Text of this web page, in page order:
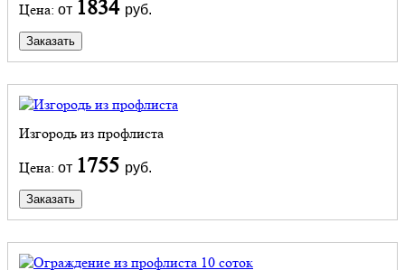
Цена: от 1834 руб.
Заказать
Изгородь из профлиста
Цена: от 1755 руб.
Заказать